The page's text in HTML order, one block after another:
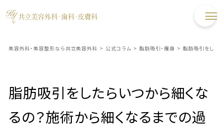
美容外科・美容整形なら共立美容外科 > 公式コラム > 脂肪吸引・痩身 > 脂肪吸引をした
脂肪吸引をしたらいつから細くな
るの？施術から細くなるまでの過